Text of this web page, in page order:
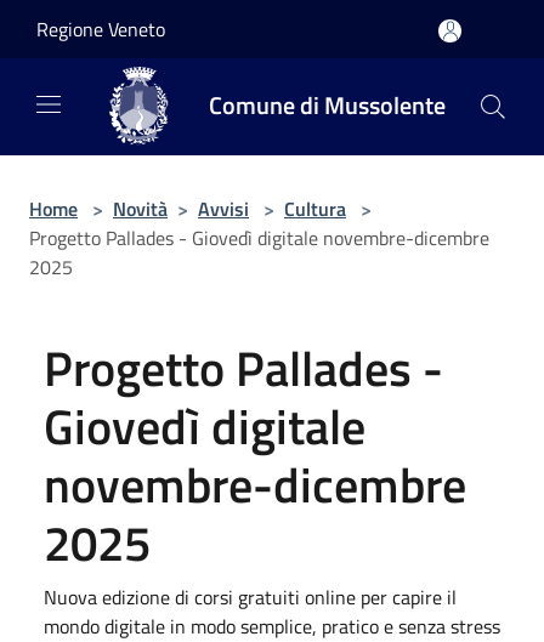
Regione Veneto
Comune di Mussolente
Home > Novità > Avvisi > Cultura >
Progetto Pallades - Giovedì digitale novembre-dicembre
2025
Progetto Pallades -
Giovedì digitale
novembre-dicembre
2025
Nuova edizione di corsi gratuiti online per capire il
mondo digitale in modo semplice, pratico e senza stress